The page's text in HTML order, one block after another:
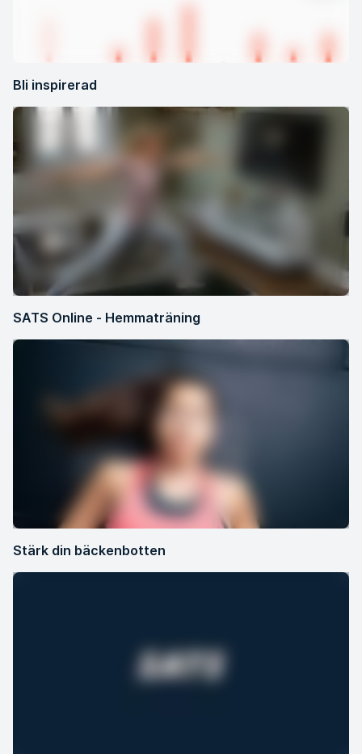
Bli inspirerad
SATS Online - Hemmaträning
Stärk din bäckenbotten